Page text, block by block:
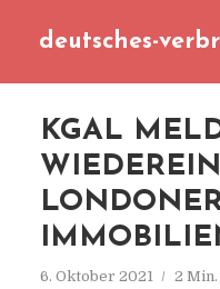
deutsches-
KGAL
6. Oktober 2021 2